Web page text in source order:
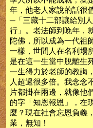
年，他老人家說的話很
─「三藏十二部讓給別
行」。老法師到晚年，
陀佛，所以成為一代祖
一樣，世間人在名利場
是在這一生當中脫離生
一生得力於老師的教誨
人超過很多倍。我念念
片都掛在兩邊，就像他
的字「知恩報恩」，在
麼？現在社會忘恩負義
業，無知！